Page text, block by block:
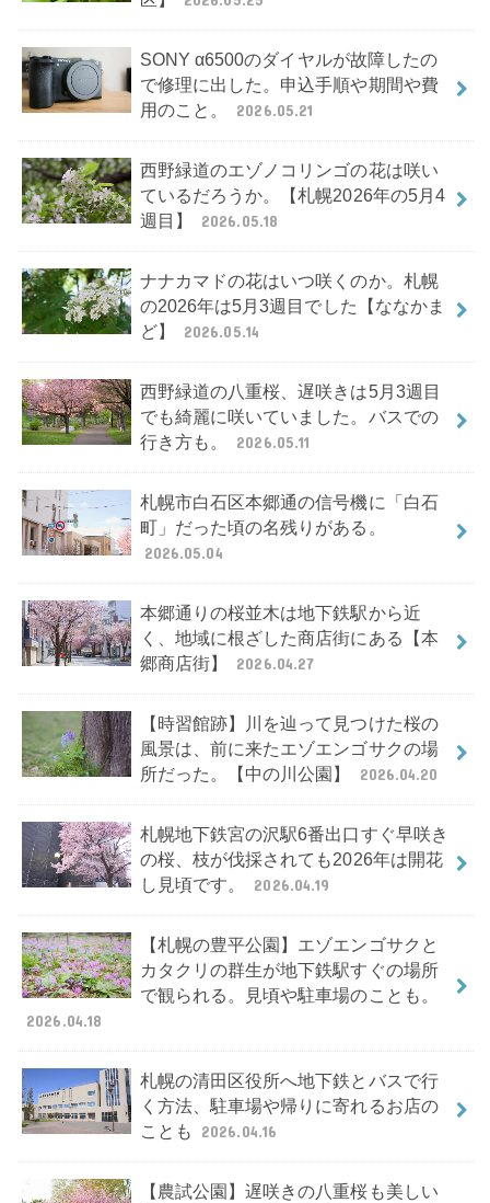
SONY α6500のダイヤルが故障したの
で修理に出した。申込手順や期間や費
用のこと。
2026.05.21
西野緑道のエゾノコリンゴの花は咲い
ているだろうか。【札幌2026年の5月4
週目】
2026.05.18
ナナカマドの花はいつ咲くのか。札幌
の2026年は5月3週目でした【ななかま
ど】
2026.05.14
西野緑道の八重桜、遅咲きは5月3週目
でも綺麗に咲いていました。バスでの
行き方も。
2026.05.11
札幌市白石区本郷通の信号機に「白石
町」だった頃の名残りがある。
2026.05.04
本郷通りの桜並木は地下鉄駅から近
く、地域に根ざした商店街にある【本
郷商店街】
2026.04.27
【時習館跡】川を辿って見つけた桜の
風景は、前に来たエゾエンゴサクの場
所だった。【中の川公園】
2026.04.20
札幌地下鉄宮の沢駅6番出口すぐ早咲き
の桜、枝が伐採されても2026年は開花
し見頃です。
2026.04.19
【札幌の豊平公園】エゾエンゴサクと
カタクリの群生が地下鉄駅すぐの場所
で観られる。見頃や駐車場のことも。
2026.04.18
札幌の清田区役所へ地下鉄とバスで行
く方法、駐車場や帰りに寄れるお店の
ことも
2026.04.16
【農試公園】遅咲きの八重桜も美しい